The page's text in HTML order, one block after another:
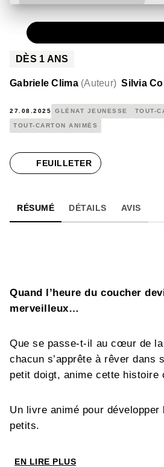
DÈS 1 ANS
Gabriele Clima (Auteur) Silvia
27.08.2025 GLÉNAT JEUNESSE TOUT-
TOUT-CARTON ANIMÉS
FEUILLETER
RÉSUMÉ DÉTAILS AVIS
Quand l’heure du coucher
merveilleux…
Que se passe-t-il au cœur de la
chacun s’apprête à rêver dans
petit doigt, anime cette histoire
Un livre animé pour développer
petits.
EN LIRE PLUS